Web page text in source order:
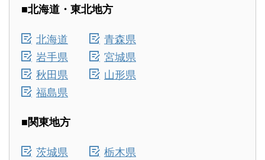
■北海道・東北地方
北海道
青森県
岩手県
宮城県
秋田県
山形県
福島県
■関東地方
茨城県
栃木県